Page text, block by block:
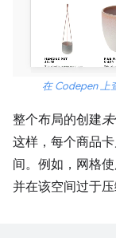
在 Codepen 上
整个布局的创建未
这样，每个商品
间。例如，网格
并在该空间过于